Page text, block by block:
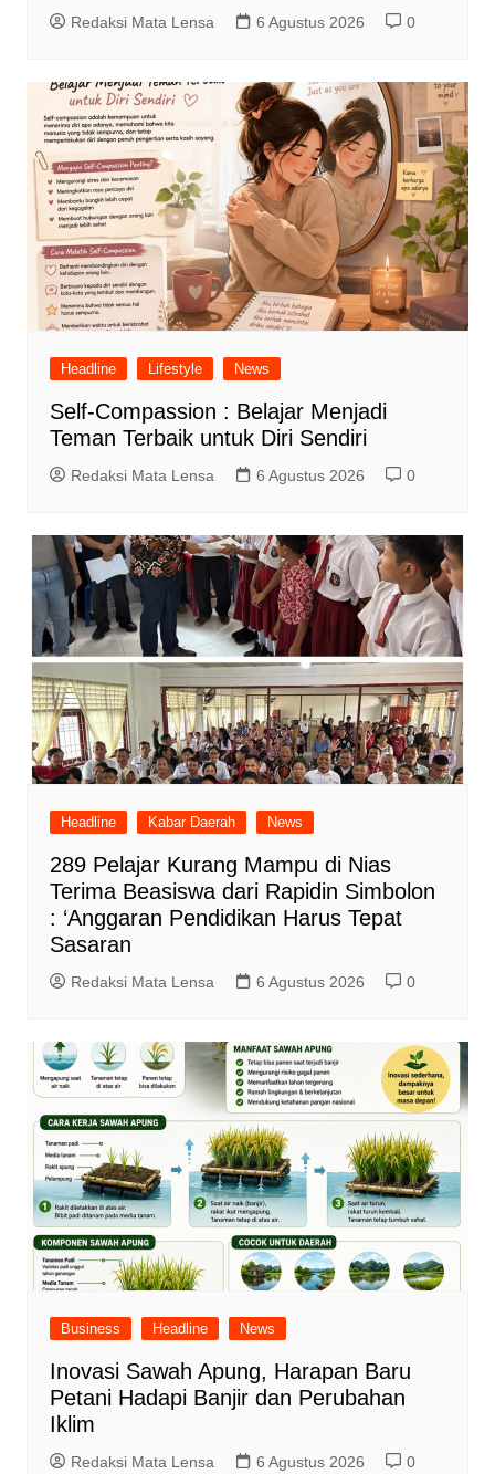
Redaksi Mata Lensa 6 Agustus 2026 0
Headline Lifestyle News
Self-Compassion : Belajar Menjadi
Teman Terbaik untuk Diri Sendiri
Redaksi Mata Lensa 6 Agustus 2026 0
Headline Kabar Daerah News
289 Pelajar Kurang Mampu di Nias
Terima Beasiswa dari Rapidin Simbolon
: ‘Anggaran Pendidikan Harus Tepat
Sasaran
Redaksi Mata Lensa 6 Agustus 2026 0
Business Headline News
Inovasi Sawah Apung, Harapan Baru
Petani Hadapi Banjir dan Perubahan
Iklim
Redaksi Mata Lensa 6 Agustus 2026 0